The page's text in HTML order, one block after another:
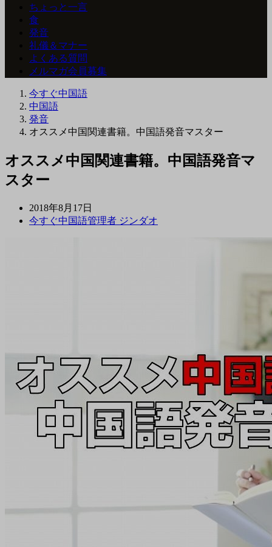
ちょっと一言
食
発音
礼儀＆マナー
よくある質問
メルマガ会員募集
今すぐ中国語
中国語
発音
オススメ中国関連書籍。中国語発音マスター
オススメ中国関連書籍。中国語発音マ
スター
2018年8月17日
今すぐ中国語管理者 ジンダオ